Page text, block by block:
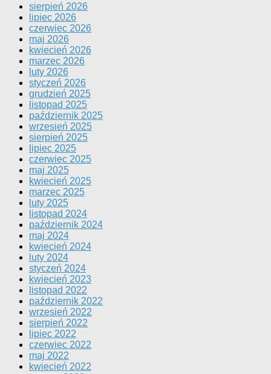
sierpień 2026
lipiec 2026
czerwiec 2026
maj 2026
kwiecień 2026
marzec 2026
luty 2026
styczeń 2026
grudzień 2025
listopad 2025
październik 2025
wrzesień 2025
sierpień 2025
lipiec 2025
czerwiec 2025
maj 2025
kwiecień 2025
marzec 2025
luty 2025
listopad 2024
październik 2024
maj 2024
kwiecień 2024
luty 2024
styczeń 2024
kwiecień 2023
listopad 2022
październik 2022
wrzesień 2022
sierpień 2022
lipiec 2022
czerwiec 2022
maj 2022
kwiecień 2022